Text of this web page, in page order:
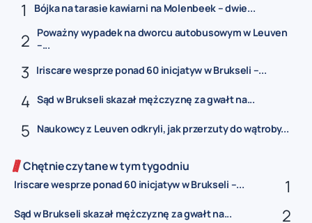
Bójka na tarasie kawiarni na Molenbeek – dwie...
Poważny wypadek na dworcu autobusowym w Leuven
–...
Iriscare wesprze ponad 60 inicjatyw w Brukseli –...
Sąd w Brukseli skazał mężczyznę za gwałt na...
Naukowcy z Leuven odkryli, jak przerzuty do wątroby...
Chętnie czytane w tym tygodniu
Iriscare wesprze ponad 60 inicjatyw w Brukseli –...
Sąd w Brukseli skazał mężczyznę za gwałt na...